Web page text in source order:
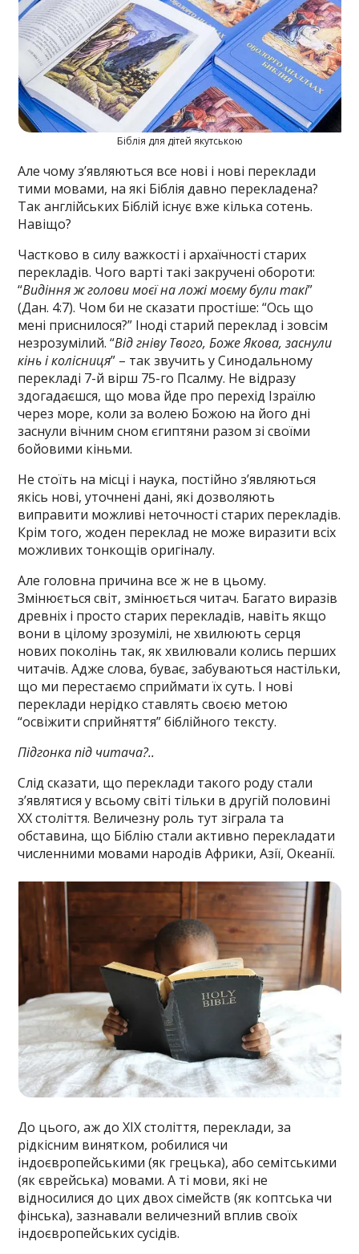
Біблія для дітей якутською
Але чому з’являються все нові і нові переклади
тими мовами, на які Біблія давно перекладена?
Так англійських Біблій існує вже кілька сотень.
Навіщо?
Частково в силу важкості і архаїчності старих
перекладів. Чого варті такі закручені обороти:
“Видіння ж голови моєї на ложі моєму були такі”
(Дан. 4:7). Чом би не сказати простіше: “Ось що
мені приснилося?” Іноді старий переклад і зовсім
незрозумілий. “Від гніву Твого, Боже Якова, заснули
кінь і колісниця” – так звучить у Синодальному
перекладі 7-й вірш 75-го Псалму. Не відразу
здогадаєшся, що мова йде про перехід Ізраїлю
через море, коли за волею Божою на його дні
заснули вічним сном єгиптяни разом зі своїми
бойовими кіньми.
Не стоїть на місці і наука, постійно з’являються
якісь нові, уточнені дані, які дозволяють
виправити можливі неточності старих перекладів.
Крім того, жоден переклад не може виразити всіх
можливих тонкощів оригіналу.
Але головна причина все ж не в цьому.
Змінюється світ, змінюється читач. Багато виразів
древніх і просто старих перекладів, навіть якщо
вони в цілому зрозумілі, не хвилюють серця
нових поколінь так, як хвилювали колись перших
читачів. Адже слова, буває, забуваються настільки,
що ми перестаємо сприймати їх суть. І нові
переклади нерідко ставлять своєю метою
“освіжити сприйняття” біблійного тексту.
Підгонка під читача?..
Слід сказати, що переклади такого роду стали
з’являтися у всьому світі тільки в другій половині
XX століття. Величезну роль тут зіграла та
обставина, що Біблію стали активно перекладати
численними мовами народів Африки, Азії, Океанії.
До цього, аж до XІX століття, переклади, за
рідкісним винятком, робилися чи
індоєвропейськими (як грецька), або семітськими
(як єврейська) мовами. А ті мови, які не
відносилися до цих двох сімейств (як коптська чи
фінська), зазнавали величезний вплив своїх
індоєвропейських сусідів.